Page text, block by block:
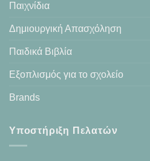
Παιχνίδια
Δημιουργική Απασχόληση
Παιδικά Βιβλία
Εξοπλισμός για το σχολείο
Brands
Υποστήριξη Πελατών